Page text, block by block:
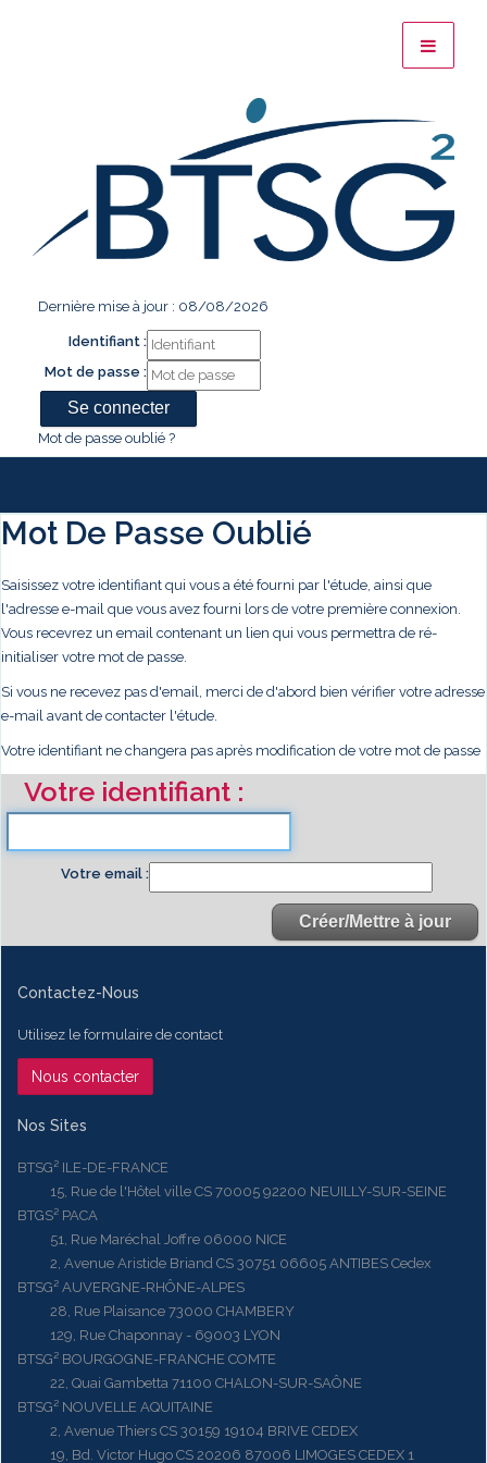
Dernière mise à jour : 08/08/2026
Identifiant :
Mot de passe :
Mot de passe oublié ?
Mot De Passe Oublié
Saisissez votre identifiant qui vous a été fourni par l'étude, ainsi que
l'adresse e-mail que vous avez fourni lors de votre première connexion.
Vous recevrez un email contenant un lien qui vous permettra de ré-
initialiser votre mot de passe.
Si vous ne recevez pas d'email, merci de d'abord bien vérifier votre adresse
e-mail avant de contacter l'étude.
Votre identifiant ne changera pas après modification de votre mot de passe
Votre identifiant
Votre email
Contactez-Nous
Utilisez le formulaire de contact
Nous contacter
Nos Sites
BTSG² ILE-DE-FRANCE
15, Rue de l'Hôtel ville CS 70005 92200 NEUILLY-SUR-SEINE
BTGS² PACA
51, Rue Maréchal Joffre 06000 NICE
2, Avenue Aristide Briand CS 30751 06605 ANTIBES Cedex
BTSG² AUVERGNE-RHÔNE-ALPES
28, Rue Plaisance 73000 CHAMBERY
129, Rue Chaponnay - 69003 LYON
BTSG² BOURGOGNE-FRANCHE COMTE
22, Quai Gambetta 71100 CHALON-SUR-SAÔNE
BTSG² NOUVELLE AQUITAINE
2, Avenue Thiers CS 30159 19104 BRIVE CEDEX
19, Bd. Victor Hugo CS 20206 87006 LIMOGES CEDEX 1